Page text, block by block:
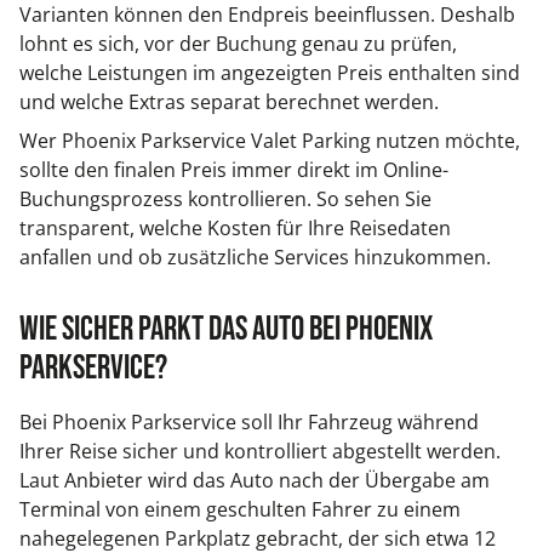
Varianten können den Endpreis beeinflussen. Deshalb
lohnt es sich, vor der Buchung genau zu prüfen,
welche Leistungen im angezeigten Preis enthalten sind
und welche Extras separat berechnet werden.
Wer Phoenix Parkservice Valet Parking nutzen möchte,
sollte den finalen Preis immer direkt im Online-
Buchungsprozess kontrollieren. So sehen Sie
transparent, welche Kosten für Ihre Reisedaten
anfallen und ob zusätzliche Services hinzukommen.
Wie sicher parkt das Auto bei Phoenix
Parkservice?
Bei Phoenix Parkservice soll Ihr Fahrzeug während
Ihrer Reise sicher und kontrolliert abgestellt werden.
Laut Anbieter wird das Auto nach der Übergabe am
Terminal von einem geschulten Fahrer zu einem
nahegelegenen Parkplatz gebracht, der sich etwa 12